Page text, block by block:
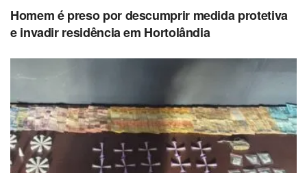
Homem é preso por descumprir medida protetiva
e invadir residência em Hortolândia